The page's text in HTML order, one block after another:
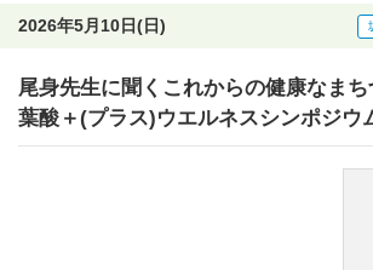
2026年5月10日(日)
尾身先生に聞くこれからの健康なま
葉酸＋(プラス)ウエルネスシンポジウ